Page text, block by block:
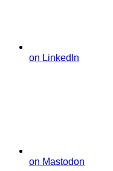
on LinkedIn
on Mastodon